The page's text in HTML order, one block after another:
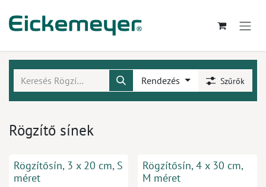
Rendezés Szűrők
Rögzítő sínek
Rögzítősín, 3 x 20 cm, S
méret
Rögzítősín, 4 x 30 cm,
M méret